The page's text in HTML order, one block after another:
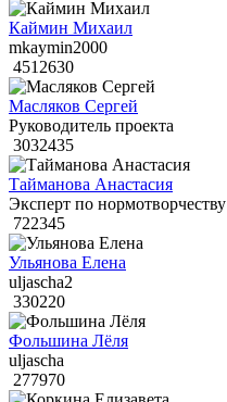
Каймин Михаил
mkaymin2000
4512630
Масляков Сергей
Руководитель проекта
3032435
Тайманова Анастасия
Эксперт по нормотворчеству
722345
Ульянова Елена
uljascha2
330220
Фольшина Лёля
uljascha
277970